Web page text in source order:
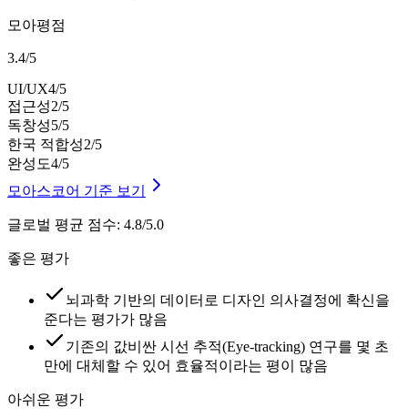
모아평점
3.4/5
UI/UX4/5
접근성2/5
독창성5/5
한국 적합성2/5
완성도4/5
모아스코어 기준 보기
글로벌 평균 점수: 4.8/5.0
좋은 평가
뇌과학 기반의 데이터로 디자인 의사결정에 확신을
준다는 평가가 많음
기존의 값비싼 시선 추적(Eye-tracking) 연구를 몇 초
만에 대체할 수 있어 효율적이라는 평이 많음
아쉬운 평가